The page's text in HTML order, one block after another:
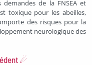
de la FNSEA et
toxique pour les abeilles,
des risques pour la
neurologique des
☄